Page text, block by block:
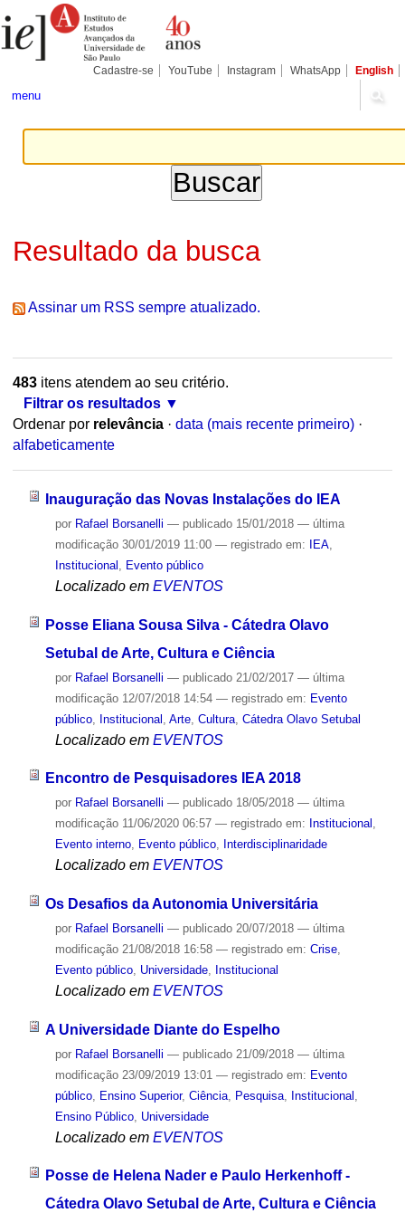
para
conteúdo.
Pessoais
Cadastre-se YouTube Instagram WhatsApp English
menu
Resultado da busca
Assinar um RSS sempre atualizado.
483itens atendem ao seu critério.
Filtrar os resultados
Ordenar por relevância · data (mais recente primeiro) ·
alfabeticamente
Inauguração das Novas Instalações do IEA
por Rafael Borsanelli — publicado15/01/2018 — última
modificação30/01/2019 11:00 — registrado em: IEA,
Institucional
Evento público
Localizado em EVENTOS
Posse Eliana Sousa Silva - Cátedra Olavo
Setubal de Arte, Cultura e Ciência
por Rafael Borsanelli — publicado21/02/2017 — última
modificação12/07/2018 14:54 — registrado em: Evento
público, Institucional Arte, Cultura, Cátedra Olavo Setubal
Localizado em EVENTOS
Encontro de Pesquisadores IEA 2018
por Rafael Borsanelli — publicado18/05/2018 — última
modificação11/06/2020 06:57 — registrado em: Institucional ,
Evento interno, Evento público, Interdisciplinaridade
Localizado em EVENTOS
Os Desafios da Autonomia Universitária
por Rafael Borsanelli — publicado20/07/2018 — última
modificação21/08/2018 16:58 — registrado em: Crise,
Evento público, Universidade, Institucional
Localizado em EVENTOS
A Universidade Diante do Espelho
por Rafael Borsanelli — publicado21/09/2018 — última
modificação23/09/2019 13:01 — registrado em: Evento
público, Ensino Superior, Ciência, Pesquisa, Institucional
Ensino Público, Universidade
Localizado em EVENTOS
Posse de Helena Nader e Paulo Herkenhoff -
Cátedra Olavo Setubal de Arte, Cultura e Ciência